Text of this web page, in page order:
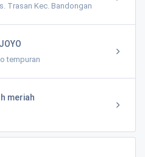
Trasan Kec. Bandongan
tempuran
meriah